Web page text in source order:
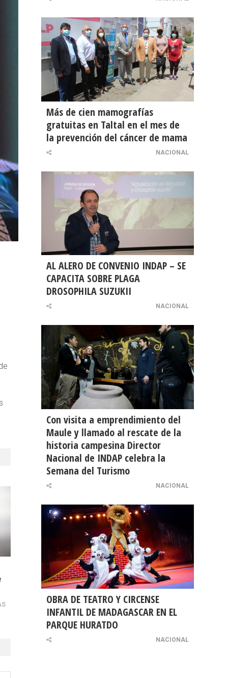
Más de cien mamografías
gratuitas en Taltal en el mes de
la prevención del cáncer de mama
NACIONAL
AL ALERO DE CONVENIO INDAP – SE
CAPACITA SOBRE PLAGA
DROSOPHILA SUZUKII
NACIONAL
Con visita a emprendimiento del
Maule y llamado al rescate de la
historia campesina Director
Nacional de INDAP celebra la
Semana del Turismo
NACIONAL
OBRA DE TEATRO Y CIRCENSE
INFANTIL DE MADAGASCAR EN EL
PARQUE HURATDO
NACIONAL